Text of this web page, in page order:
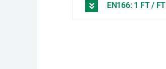
EN166: 1 FT / FT